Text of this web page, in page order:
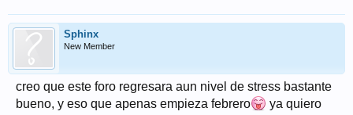
Sphinx
New Member
creo que este foro regresara aun nivel de stress bastante
bueno, y eso que apenas empieza febrero
ya quiero